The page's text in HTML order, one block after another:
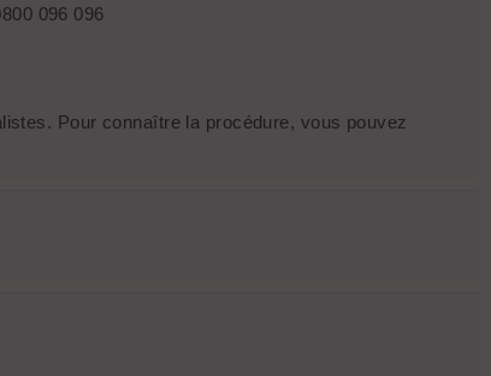
096 096
Pour connaître la procédure, vous pouvez